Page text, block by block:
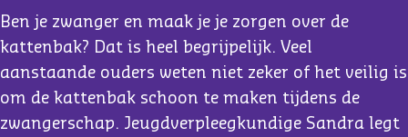
Ben je zwanger en maak je je zorgen over de
kattenbak? Dat is heel begrijpelijk. Veel
aanstaande ouders weten niet zeker of het veilig is
om de kattenbak schoon te maken tijdens de
zwangerschap. Jeugdverpleegkundige Sandra legt